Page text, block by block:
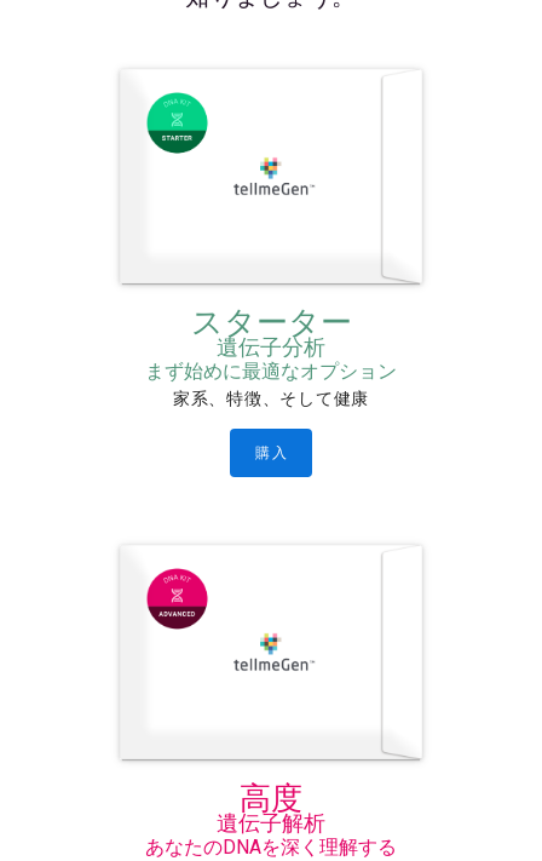
スターター
遺伝子分析
まず始めに最適なオプション
家系、特徴、そして健康
購入
高度
遺伝子解析
あなたのDNAを深く理解する